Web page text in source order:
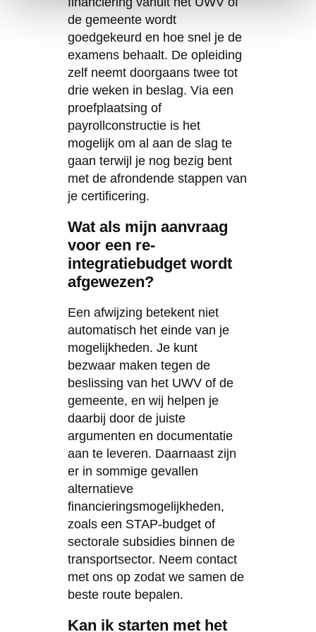
de gemeente wordt
goedgekeurd en hoe snel je de
examens behaalt. De opleiding
zelf neemt doorgaans twee tot
drie weken in beslag. Via een
proefplaatsing of
payrollconstructie is het
mogelijk om al aan de slag te
gaan terwijl je nog bezig bent
met de afrondende stappen van
je certificering.
Wat als mijn aanvraag
voor een re-
integratiebudget wordt
afgewezen?
Een afwijzing betekent niet
automatisch het einde van je
mogelijkheden. Je kunt
bezwaar maken tegen de
beslissing van het UWV of de
gemeente, en wij helpen je
daarbij door de juiste
argumenten en documentatie
aan te leveren. Daarnaast zijn
er in sommige gevallen
alternatieve
financieringsmogelijkheden,
zoals een STAP-budget of
sectorale subsidies binnen de
transportsector. Neem contact
met ons op zodat we samen de
beste route bepalen.
Kan ik starten met het